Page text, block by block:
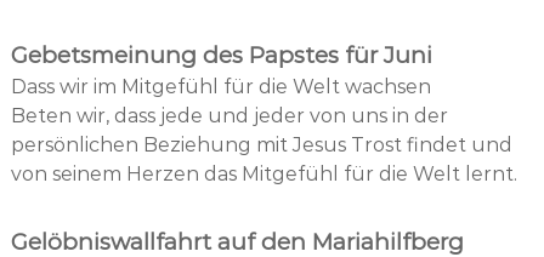
Gebetsmeinung des Papstes für Juni
Dass wir im Mitgefühl für die Welt wachsen
Beten wir, dass jede und jeder von uns in der
persönlichen Beziehung mit Jesus Trost findet und
von seinem Herzen das Mitgefühl für die Welt lernt.
Gelöbniswallfahrt auf den Mariahilfberg